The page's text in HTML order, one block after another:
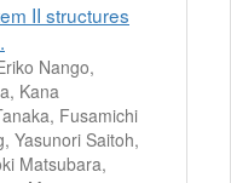
II structures
Nango,
Kana
Fusamichi
Yasunori Saitoh,
Matsubara,